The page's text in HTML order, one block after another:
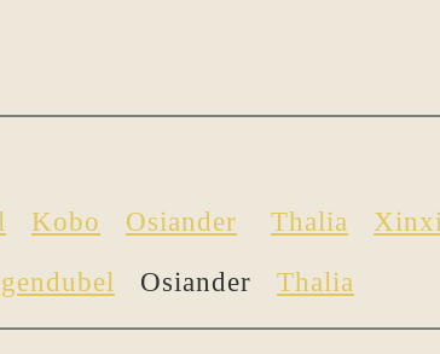
Kobo Osiander Thalia
Osiander Thalia